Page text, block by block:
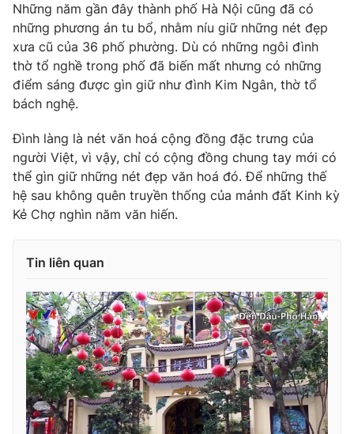
VTV9 VTV8
Liên hệ tòa soạn English
THỜI BÁO VTV
Cơ quan báo chí:Thời báo VTV
Giấy phép hoạt động báo in và báo điện tử số 483/GP-BTTTT
cấp ngày 29/12/2023
Tổng Biên tập:Vũ Thanh Thủy
Phó Tổng Biên tập:Nguyễn Thị Mỹ Hạnh, Phạm Quốc Thắng,
Nguyễn Trọng Ninh
Tổng đài VTV: 024.38 355 931 - 024.38 355 932
Những năm gần đây thành phố Hà Nội cũng đã có
những phương án tu bổ, nhằm níu giữ những nét đẹp
xưa cũ của 36 phố phường. Dù có những ngôi đình
thờ tổ nghề trong phố đã biến mất nhưng có những
điểm sáng được gìn giữ như đình Kim Ngân, thờ tổ
bách nghệ.
Đình làng là nét văn hoá cộng đồng đặc trưng của
người Việt, vì vậy, chỉ có cộng đồng chung tay mới có
thể gìn giữ những nét đẹp văn hoá đó. Để những thế
hệ sau không quên truyền thống của mảnh đất Kinh kỳ
Kẻ Chợ nghìn năm văn hiến.
Tin liên quan